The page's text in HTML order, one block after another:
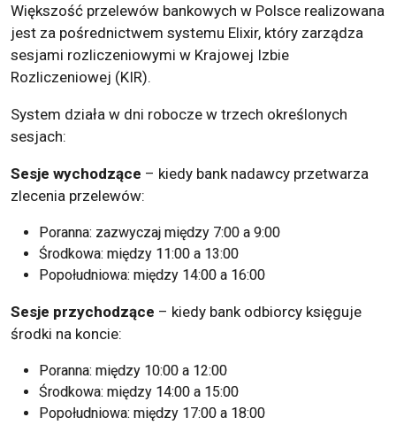
Większość przelewów bankowych w Polsce realizowana
jest za pośrednictwem systemu Elixir, który zarządza
sesjami rozliczeniowymi w Krajowej Izbie
Rozliczeniowej (KIR).
System działa w dni robocze w trzech określonych
sesjach:
Sesje wychodzące – kiedy bank nadawcy przetwarza
zlecenia przelewów:
Poranna: zazwyczaj między 7:00 a 9:00
Środkowa: między 11:00 a 13:00
Popołudniowa: między 14:00 a 16:00
Sesje przychodzące – kiedy bank odbiorcy księguje
środki na koncie:
Poranna: między 10:00 a 12:00
Środkowa: między 14:00 a 15:00
Popołudniowa: między 17:00 a 18:00